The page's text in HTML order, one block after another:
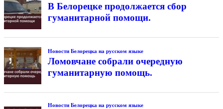
В Белорецке продолжается сбор
гуманитарной помощи.
Новости Белорецка на русском языке
Ломовчане собрали очередную
гуманитарную помощь.
Новости Белорецка на русском языке